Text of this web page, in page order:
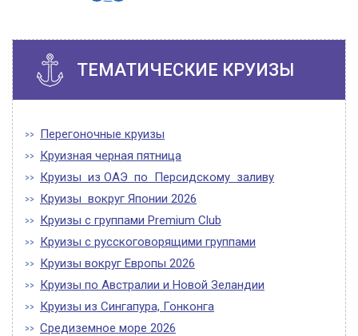
ТЕМАТИЧЕСКИЕ КРУИЗЫ
Перегоночные круизы
Круизная черная пятница
Круизы из ОАЭ по Персидскому заливу
Круизы вокруг Японии 2026
Круизы с группами Premium Club
Круизы с русскоговорящими группами
Круизы вокруг Европы 2026
Круизы по Австралии и Новой Зеландии
Круизы из Сингапура, Гонконга
Средиземное море 2026